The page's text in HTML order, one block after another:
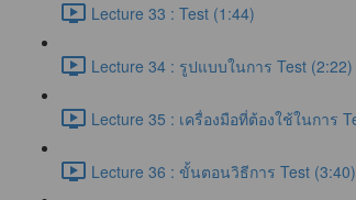
Lecture 33 : Test (1:44)
Lecture 34 : รูปแบบในการ Test (2:22)
Lecture 35 : เครื่องมือที่ต้องใช้ในการ
Lecture 36 : ขั้นตอนวิธีการ Test (3:40)